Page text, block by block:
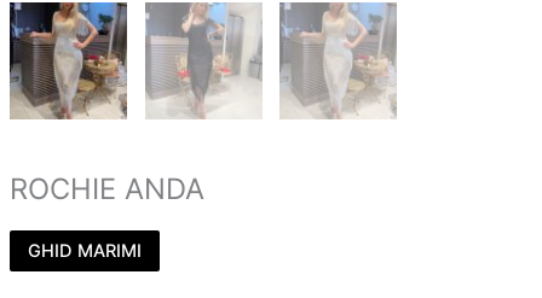
ROCHIE ANDA
GHID MARIMI